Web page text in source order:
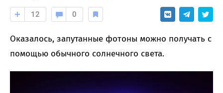
12 0
Оказалось, запутанные фотоны можно получать с
помощью обычного солнечного света.